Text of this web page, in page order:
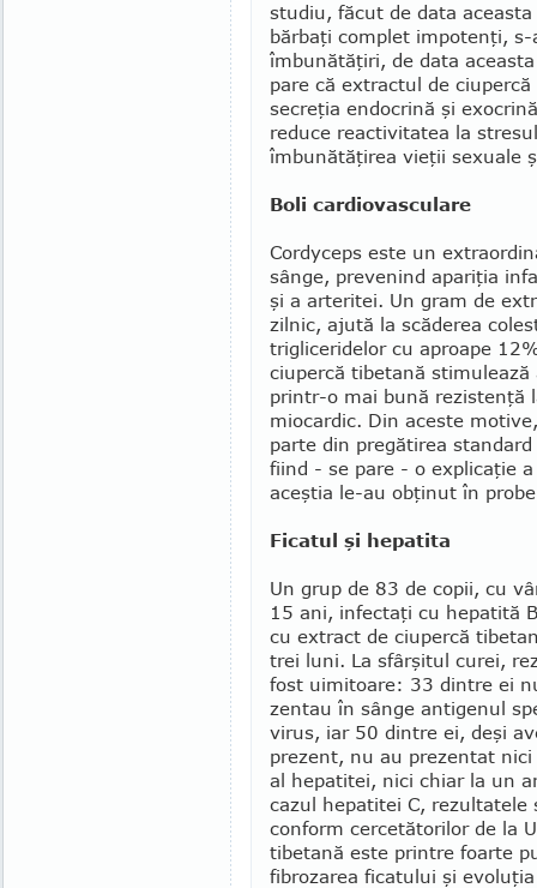
studiu, făcut de data
bărbaţi complet impotenţi,
îmbunătăţiri, de data
pare că extractul de
secreţia endo­crină şi
reduce reactivitatea la
îmbunătăţirea vieţii sexuale
Boli cardiovasculare
Cordyceps este un
sânge, prevenind apariţia
şi a arte­ritei. Un gram de
zilnic, ajută la scăderea
trigliceridelor cu aproape
ciupercă tibetană
printr-o mai bună rezistenţă
miocardic. Din aceste
parte din pregătirea
fiind - se pare - o explicaţie
aceştia le-au obţinut în
Ficatul şi hepatita
Un grup de 83 de copii, cu
15 ani, infectaţi cu he­pa­tită
cu extract de ciu­percă
trei luni. La sfâr­şitul curei,
fost uimi­toare: 33 dintre ei
zentau în sânge antigenul
virus, iar 50 dintre ei, deşi
prezent, nu au pre­zentat
al hepa­titei, nici chiar la un
cazul hepa­titei C,
conform cer­cetătorilor de la
tibe­tană este prin­tre foarte
fibrozarea ficatului şi